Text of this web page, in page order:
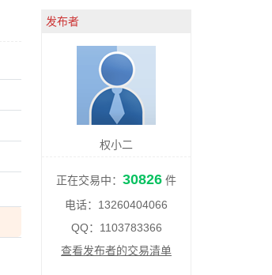
发布者
权小二
正在交易中： 30826 件
电话：13260404066
QQ：1103783366
查看发布者的交易清单